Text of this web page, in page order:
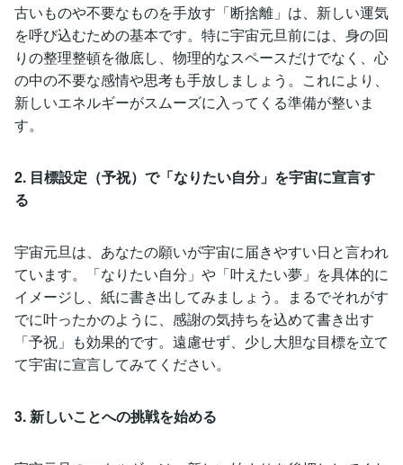
古いものや不要なものを手放す「断捨離」は、新しい運気
を呼び込むための基本です。特に宇宙元旦前には、身の回
りの整理整頓を徹底し、物理的なスペースだけでなく、心
の中の不要な感情や思考も手放しましょう。これにより、
新しいエネルギーがスムーズに入ってくる準備が整いま
す。
2. 目標設定（予祝）で「なりたい自分」を宇宙に宣言す
る
宇宙元旦は、あなたの願いが宇宙に届きやすい日と言われ
ています。「なりたい自分」や「叶えたい夢」を具体的に
イメージし、紙に書き出してみましょう。まるでそれがす
でに叶ったかのように、感謝の気持ちを込めて書き出す
「予祝」も効果的です。遠慮せず、少し大胆な目標を立て
て宇宙に宣言してみてください。
3. 新しいことへの挑戦を始める